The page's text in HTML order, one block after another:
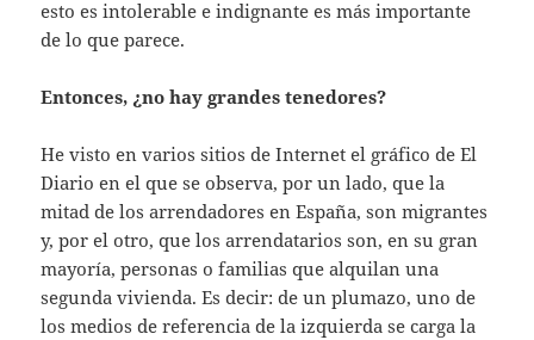
esto es intolerable e indignante es más importante
de lo que parece.
Entonces, ¿no hay grandes tenedores?
He visto en varios sitios de Internet el gráfico de El
Diario en el que se observa, por un lado, que la
mitad de los arrendadores en España, son migrantes
y, por el otro, que los arrendatarios son, en su gran
mayoría, personas o familias que alquilan una
segunda vivienda. Es decir: de un plumazo, uno de
los medios de referencia de la izquierda se carga la